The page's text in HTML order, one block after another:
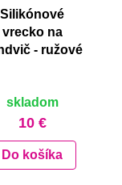
Silikónové
vrecko na
- ružové
skladom
10 €
Do košíka